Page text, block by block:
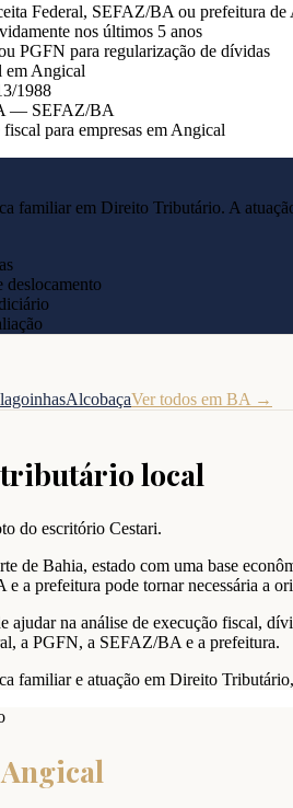
Federal, SEFAZ/BA ou prefeitura de
nos últimos 5 anos
PGFN para regularização de dívidas
em Angical
1988
— SEFAZ/BA
para empresas em Angical
familiar em Direito Tributário. A
AlcobaçaVer todos em BA →
tributário local
do escritório Cestari.
Bahia, estado com uma base
a prefeitura pode tornar necessária a
na análise de execução fiscal,
a PGFN, a SEFAZ/BA e a prefeitura.
familiar e atuação em Direito
Angical